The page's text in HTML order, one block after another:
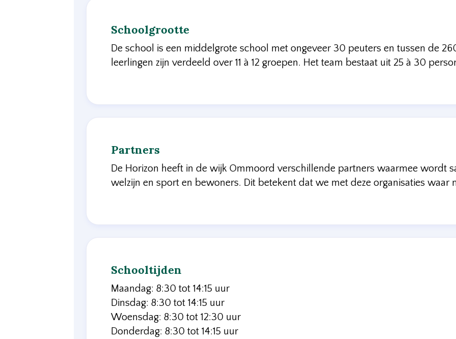
Schoolgrootte
De school is een middelgrote school met ongeveer 30 peuters en tussen de
leerlingen zijn verdeeld over 11 à 12 groepen. Het team bestaat uit 25 à 30
Partners
De Horizon heeft in de wijk Ommoord verschillende partners waarmee wordt
welzijn en sport en bewoners. Dit betekent dat we met deze organisaties waar
Schooltijden
Maandag: 8:30 tot 14:15 uur
Dinsdag: 8:30 tot 14:15 uur
Woensdag: 8:30 tot 12:30 uur
Donderdag: 8:30 tot 14:15 uur